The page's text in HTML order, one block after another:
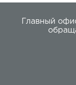
Главный